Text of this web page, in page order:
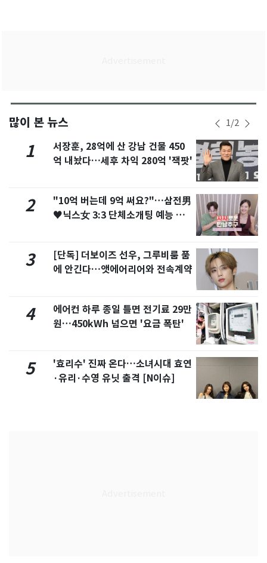
많이 본 뉴스 1/2
1
서장훈, 28억에 산 강남 건물 450
억 내놨다…세후 차익 280억 '잭팟'
2
"10억 버는데 9억 써요?"…삼전男
♥닉스女 3:3 단체소개팅 예능 화
3
[단독] 더보이즈 선우, 그루비룸 품
에 안긴다…앳에어리어와 전속계약
4
에어컨 하루 종일 틀면 전기료 29만
원…450kWh 넘으면 '요금 폭탄'
5
'효리수' 진짜 온다…소녀시대 효연
·유리·수영 유닛 출격 [N이슈]